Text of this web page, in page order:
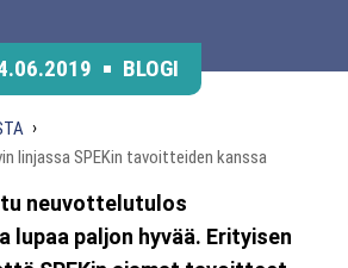
BLOGI
linjassa SPEKin tavoitteiden kanssa
neuvottelutulos
lupaa paljon hyvää. Erityisen